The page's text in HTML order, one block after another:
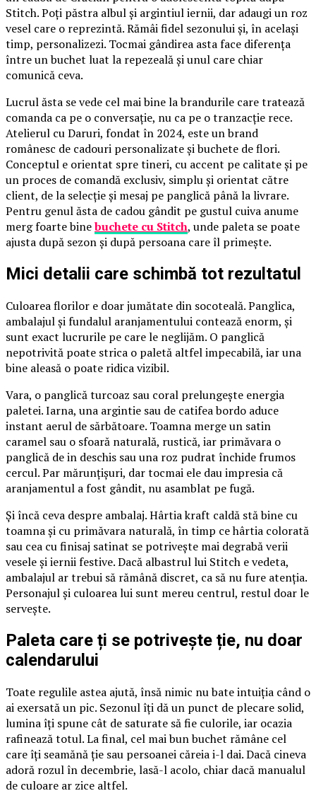
Stitch. Poți păstra albul și argintiul iernii, dar adaugi un roz
vesel care o reprezintă. Rămâi fidel sezonului și, în același
timp, personalizezi. Tocmai gândirea asta face diferența
între un buchet luat la repezeală și unul care chiar
comunică ceva.
Lucrul ăsta se vede cel mai bine la brandurile care tratează
comanda ca pe o conversație, nu ca pe o tranzacție rece.
Atelierul cu Daruri, fondat în 2024, este un brand
românesc de cadouri personalizate și buchete de flori.
Conceptul e orientat spre tineri, cu accent pe calitate și pe
un proces de comandă exclusiv, simplu și orientat către
client, de la selecție și mesaj pe panglică până la livrare.
Pentru genul ăsta de cadou gândit pe gustul cuiva anume
merg foarte binebuchete cu Stitch, unde paleta se poate
ajusta după sezon și după persoana care îl primește.
Mici detalii care schimbă tot rezultatul
Culoarea florilor e doar jumătate din socoteală. Panglica,
ambalajul și fundalul aranjamentului contează enorm, și
sunt exact lucrurile pe care le neglijăm. O panglică
nepotrivită poate strica o paletă altfel impecabilă, iar una
bine aleasă o poate ridica vizibil.
Vara, o panglică turcoaz sau coral prelungește energia
paletei. Iarna, una argintie sau de catifea bordo aduce
instant aerul de sărbătoare. Toamna merge un satin
caramel sau o sfoară naturală, rustică, iar primăvara o
panglică de in deschis sau una roz pudrat închide frumos
cercul. Par mărunțișuri, dar tocmai ele dau impresia că
aranjamentul a fost gândit, nu asamblat pe fugă.
Și încă ceva despre ambalaj. Hârtia kraft caldă stă bine cu
toamna și cu primăvara naturală, în timp ce hârtia colorată
sau cea cu finisaj satinat se potrivește mai degrabă verii
vesele și iernii festive. Dacă albastrul lui Stitch e vedeta,
ambalajul ar trebui să rămână discret, ca să nu fure atenția.
Personajul și culoarea lui sunt mereu centrul, restul doar le
servește.
Paleta care ți se potrivește ție, nu doar
calendarului
Toate regulile astea ajută, însă nimic nu bate intuiția când o
ai exersată un pic. Sezonul îți dă un punct de plecare solid,
lumina îți spune cât de saturate să fie culorile, iar ocazia
rafinează totul. La final, cel mai bun buchet rămâne cel
care îți seamănă ție sau persoanei căreia i-l dai. Dacă cineva
adoră rozul în decembrie, lasă-l acolo, chiar dacă manualul
de culoare ar zice altfel.